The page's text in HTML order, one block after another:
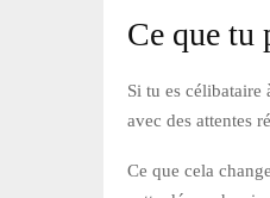
Ce que tu
Si tu es
avec des attentes
Ce que cela